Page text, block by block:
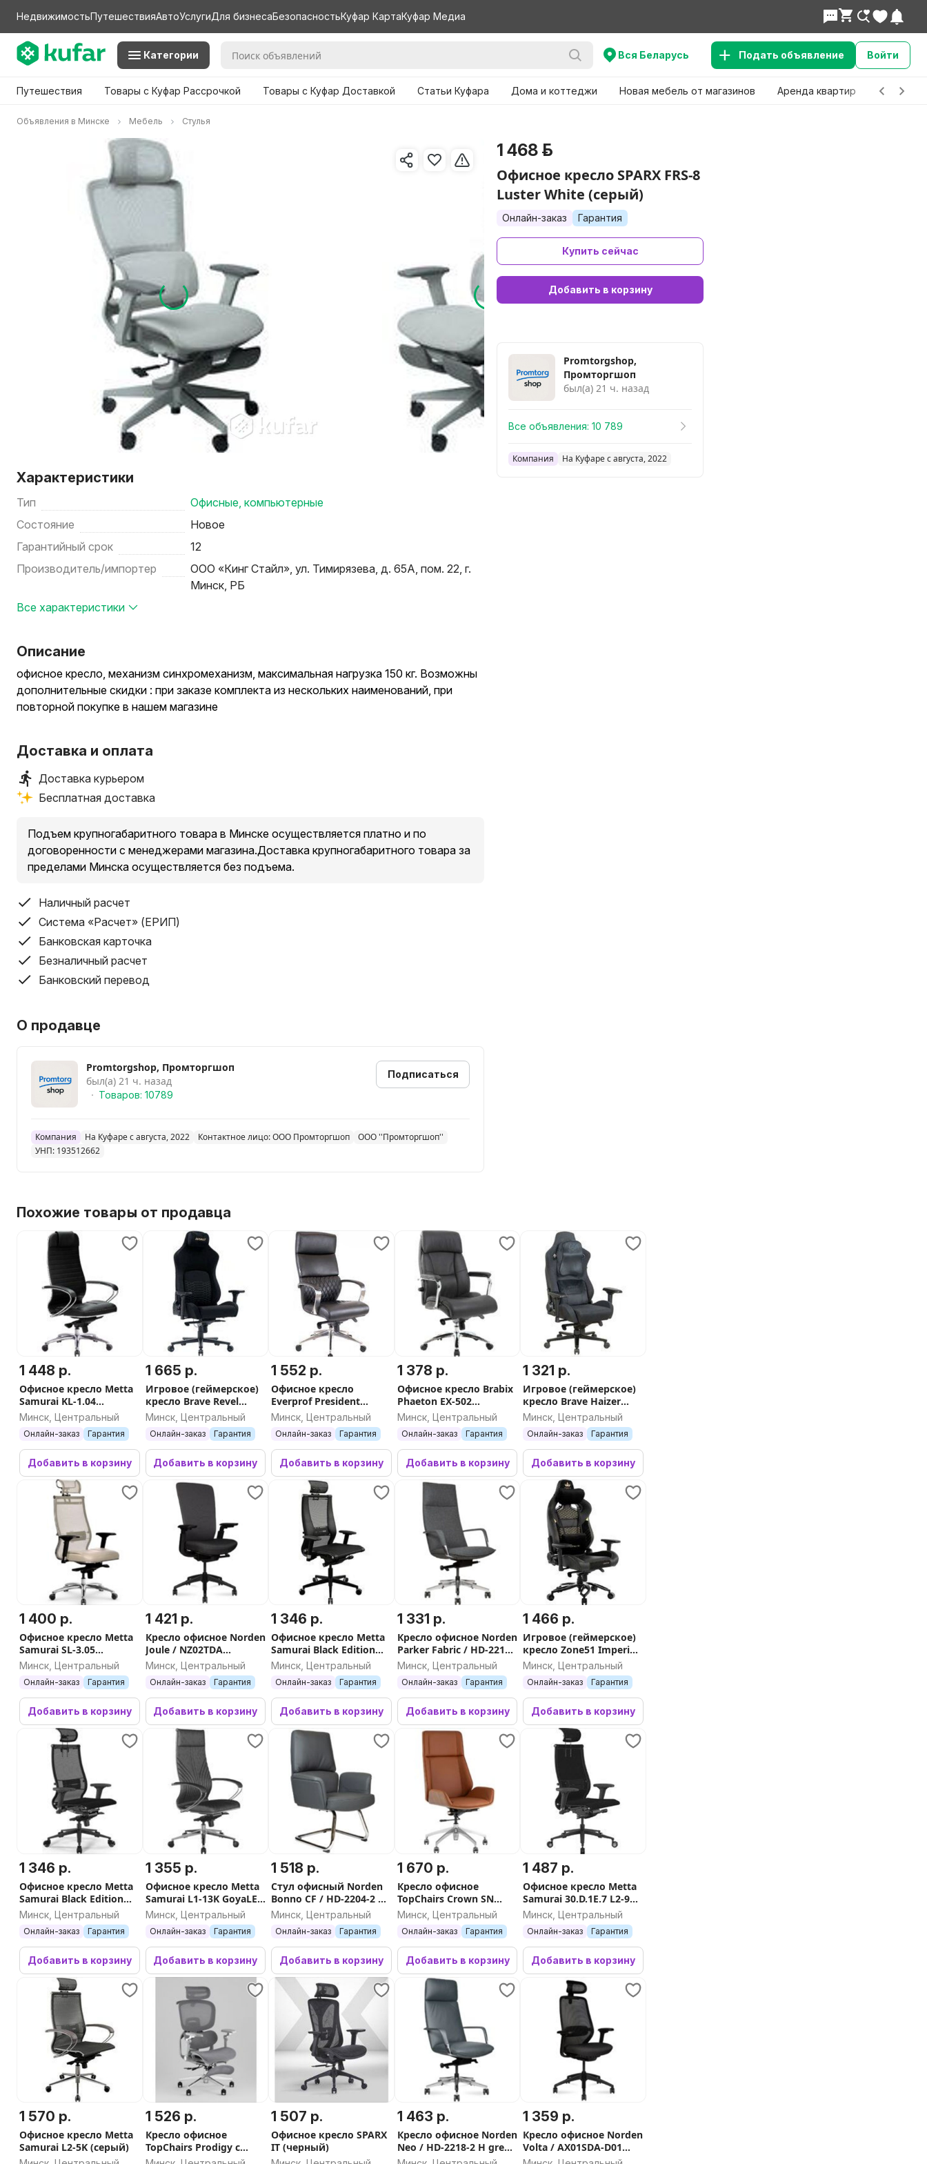
НедвижимостьПутешествияАвтоУслугиДля бизнесаБезопасностьКуфар КартаКуфар Медиа
Категории Вся Беларусь Подать объявление Войти
Путешествия Товары с Куфар Рассрочкой Товары с Куфар Доставкой Статьи Куфара Дома и коттеджи Новая мебель от магазинов Аренда квартир Детские
Объявления в Минске Мебель Стулья
Характеристики
Тип
Офисные, компьютерные
Состояние
Новое
Гарантийный срок
12
Производитель/импортер
ООО «Кинг Стайл», ул. Тимирязева, д. 65A, пом. 22, г.
Минск, РБ
Все характеристики
Описание
офисное кресло, механизм синхромеханизм, максимальная нагрузка 150 кг. Возможны
дополнительные скидки : при заказе комплекта из нескольких наименований, при
повторной покупке в нашем магазине
Доставка и оплата
Доставка курьером
Бесплатная доставка
Подъем крупногабаритного товара в Минске осуществляется платно и по
договоренности с менеджерами магазина.Доставка крупногабаритного товара за
пределами Минска осуществляется без подъема.
Наличный расчет
Система «Расчет» (ЕРИП)
Банковская карточка
Безналичный расчет
Банковский перевод
О продавце
Promtorgshop, Промторгшоп
был(а) 21 ч. назад
Товаров: 10789
Подписаться
Компания На Куфаре с августа, 2022 Контактное лицо: ООО Промторгшоп
ООО ''Промторгшоп''
УНП: 193512662
Похожие товары от продавца
1 448 р.
Офисное кресло Metta
Samurai KL-1.04
(черный)
Минск, Центральный
Онлайн-заказ Гарантия
Добавить в корзину
1 665 р.
Игровое (геймерское)
кресло Brave Revel
Black (черный)
Минск, Центральный
Онлайн-заказ Гарантия
Добавить в корзину
1 552 р.
Офисное кресло
Everprof President
(натуральная кожа)
Минск, Центральный
Онлайн-заказ Гарантия
Добавить в корзину
1 378 р.
Офисное кресло Brabix
Phaeton EX-502
(черный)
Минск, Центральный
Онлайн-заказ Гарантия
Добавить в корзину
1 321 р.
Игровое (геймерское)
кресло Brave Haizer
(черный)
Минск, Центральный
Онлайн-заказ Гарантия
Добавить в корзину
1 400 р.
Офисное кресло Metta
Samurai SL-3.05
молочный
Минск, Центральный
Онлайн-заказ Гарантия
Добавить в корзину
1 421 р.
Кресло офисное Norden
Joule / NZ02TDA
(черный, ткань)
Минск, Центральный
Онлайн-заказ Гарантия
Добавить в корзину
1 346 р.
Офисное кресло Metta
Samurai Black Edition
Pro (черный)
Минск, Центральный
Онлайн-заказ Гарантия
Добавить в корзину
1 331 р.
Кресло офисное Norden
Parker Fabric / HD-2216-
5 H-1 (серый войлок/
алюминиевая база)
Минск, Центральный
Онлайн-заказ Гарантия
Добавить в корзину
1 466 р.
Игровое (геймерское)
кресло Zone51 Imperial
Royal
Минск, Центральный
Онлайн-заказ Гарантия
Добавить в корзину
1 346 р.
Офисное кресло Metta
Samurai Black Edition
Basic (черный)
Минск, Центральный
Онлайн-заказ Гарантия
Добавить в корзину
1 355 р.
Офисное кресло Metta
Samurai L1-13K GoyaLE
(темно-серый)
Минск, Центральный
Онлайн-заказ Гарантия
Добавить в корзину
1 518 р.
Стул офисный Norden
Bonno CF / HD-2204-2 V
CF (серая кожа/
алюминиевая база)
Минск, Центральный
Онлайн-заказ Гарантия
Добавить в корзину
1 670 р.
Кресло офисное
TopChairs Crown SN
A312-A 8383-14 Walnut
Back (коричневый)
Минск, Центральный
Онлайн-заказ Гарантия
Добавить в корзину
1 487 р.
Офисное кресло Metta
Samurai 30.D.1E.7 L2-9D
(черный)
Минск, Центральный
Онлайн-заказ Гарантия
Добавить в корзину
1 570 р.
Офисное кресло Metta
Samurai L2-5K (серый)
1 526 р.
Кресло офисное
TopChairs Prodigy с
оттоманкой (серый)
1 507 р.
Офисное кресло SPARX
IT (черный)
1 463 р.
Кресло офисное Norden
Neo / HD-2218-2 H grey
(серая кажа/
1 359 р.
Кресло офисное Norden
Volta / AX01SDA-D01
(сетка, черный/
1 468 р.
Офисное кресло SPARX FRS-8
Luster White (серый)
Онлайн-заказ Гарантия
Купить сейчас
Добавить в корзину
Promtorgshop,
Промторгшоп
был(а) 21 ч. назад
Все объявления: 10 789
Компания На Куфаре с августа, 2022